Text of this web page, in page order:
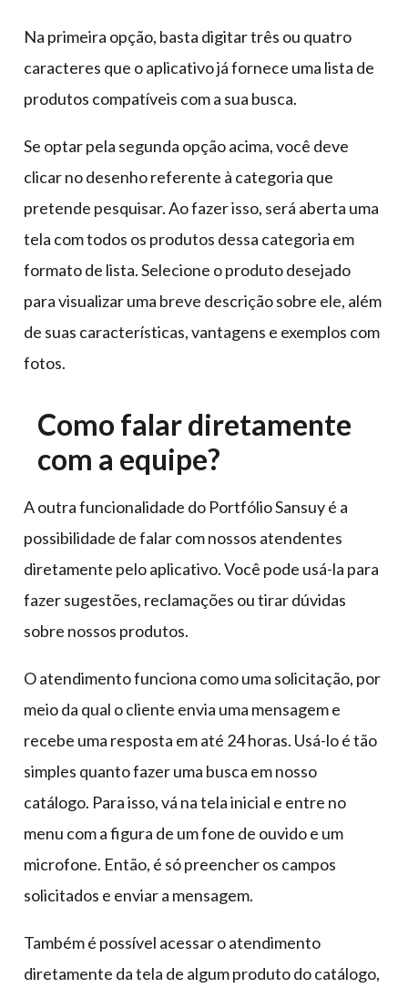
Na primeira opção, basta digitar três ou quatro
caracteres que o aplicativo já fornece uma lista de
produtos compatíveis com a sua busca.
Se optar pela segunda opção acima, você deve
clicar no desenho referente à categoria que
pretende pesquisar. Ao fazer isso, será aberta uma
tela com todos os produtos dessa categoria em
formato de lista. Selecione o produto desejado
para visualizar uma breve descrição sobre ele, além
de suas características, vantagens e exemplos com
fotos.
Como falar diretamente
com a equipe?
A outra funcionalidade do Portfólio Sansuy é a
possibilidade de falar com nossos atendentes
diretamente pelo aplicativo. Você pode usá-la para
fazer sugestões, reclamações ou tirar dúvidas
sobre nossos produtos.
O atendimento funciona como uma solicitação, por
meio da qual o cliente envia uma mensagem e
recebe uma resposta em até 24 horas. Usá-lo é tão
simples quanto fazer uma busca em nosso
catálogo. Para isso, vá na tela inicial e entre no
menu com a figura de um fone de ouvido e um
microfone. Então, é só preencher os campos
solicitados e enviar a mensagem.
Também é possível acessar o atendimento
diretamente da tela de algum produto do catálogo,